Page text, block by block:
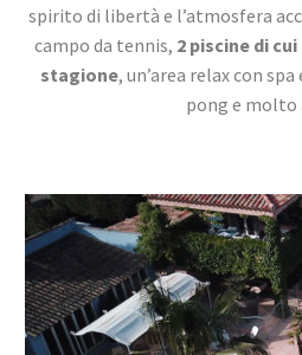
spirito di libertà e l’atmosfera
campo da tennis, 2 piscine di
stagione, un’area relax con
pong e molto